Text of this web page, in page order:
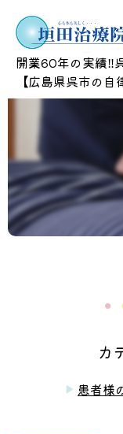
開業60年の実績‼
【広島県呉市の自
カ
患者様